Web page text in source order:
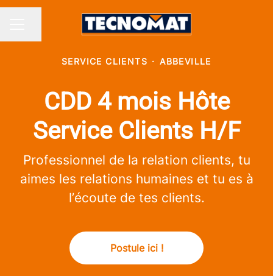
MENU CARRIÈRE
Partager la page
SERVICE CLIENTS · ABBEVILLE
CDD 4 mois Hôte
Service Clients H/F
Professionnel de la relation clients, tu
aimes les relations humaines et tu es à
l’écoute de tes clients.
Postule ici !